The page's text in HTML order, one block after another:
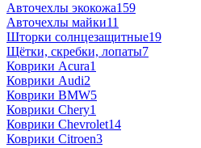
Авточехлы экокожа159
Авточехлы майки11
Шторки солнцезащитные19
Щётки, скребки, лопаты7
Коврики Acura1
Коврики Audi2
Коврики BMW5
Коврики Chery1
Коврики Chevrolet14
Коврики Citroen3